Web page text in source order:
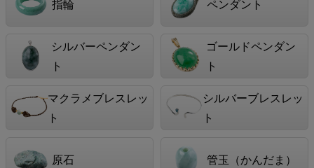
指輪 ペンダント
シルバーペンダン
ト
ゴールドペンダン
ト
マクラメブレスレッ
ト
シルバーブレスレッ
ト
原石 管玉（かんだま）